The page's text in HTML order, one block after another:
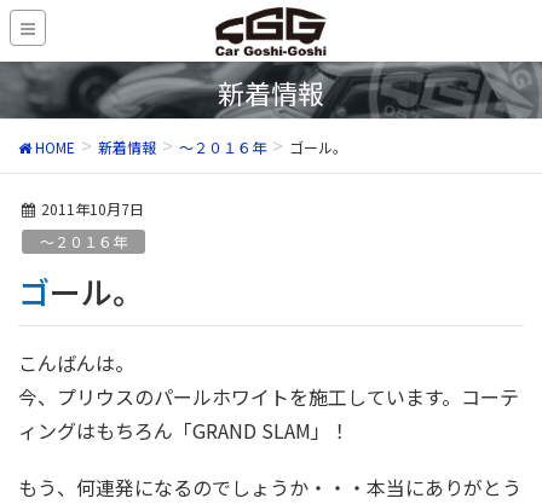
新着情報
HOME 新着情報 ～２０１６年 ゴール。
2011年10月7日
～２０１６年
ゴール。
こんばんは。
今、プリウスのパールホワイトを施工しています。コーテ
ィングはもちろん「GRAND SLAM」！
もう、何連発になるのでしょうか・・・本当にありがとう